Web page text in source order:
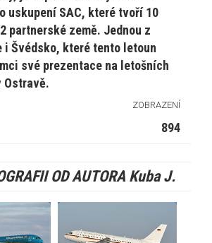
uskupení SAC, které tvoří 10
partnerské země. Jednou z
i Švédsko, které tento letoun
své prezentace na letošních
Ostravě.
ZOBRAZENÍ
894
OD AUTORA Kuba J.